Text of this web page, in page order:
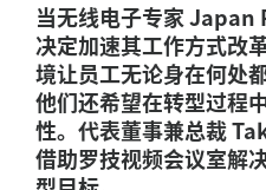
当无线电子专家
决定加速其工作方式改
境让员工无论身在何处
他们还希望在转型过程
性。代表董事兼总裁
借助罗技视频会议室解